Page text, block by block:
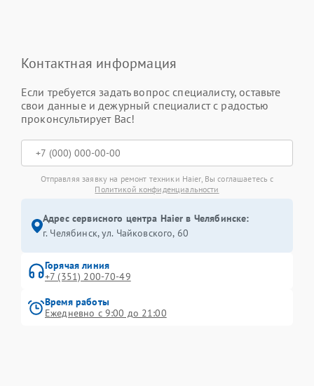
Контактная информация
Если требуется задать вопрос специалисту, оставьте
свои данные и дежурный специалист с радостью
проконсультирует Вас!
Отправляя заявку на ремонт техники Haier, Вы соглашаетесь с
Политикой конфиденциальности
Адрес сервисного центра Haier в Челябинске:
г. Челябинск, ул. Чайковского, 60
Горячая линия
+7 (351) 200-70-49
Время работы
Ежедневно с 9:00 до 21:00